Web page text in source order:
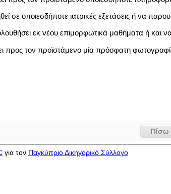
σε οποιεσδήποτε ιατρικές εξετάσεις ή να
εκ νέου επιμορφωτικά μαθήματα ή και να
προς τον προϊστάμενο μία πρόσφατη
Πίσω
για τον Παγκύπριο Δικηγορικό Σύλλογο